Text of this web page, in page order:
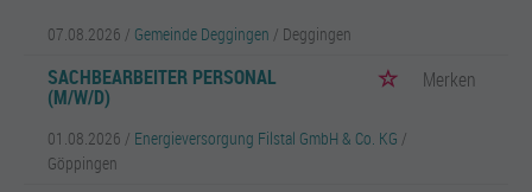
07.08.2026 / Gemeinde Deggingen / Deggingen
SACHBEARBEITER PERSONAL
(M/W/D)
Merken
01.08.2026 / Energieversorgung Filstal GmbH & Co. KG /
Göppingen